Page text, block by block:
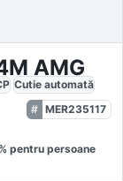
AMG
Cutie automată
MER235117
% pentru persoane